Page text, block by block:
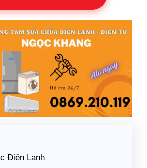
Điện Lạnh